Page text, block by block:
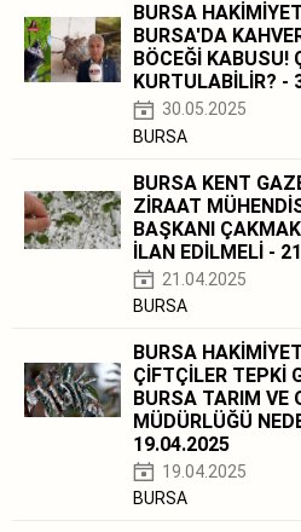
BURSA
BURSA'DA
BÖCEĞİ KABUSU!
KURTULABİLİR? -
30.05.2025
BURSA
BURSA KENT
ZİRAAT
BAŞKANI
İLAN EDİLMELİ -
21.04.2025
BURSA
BURSA
ÇİFTÇİLER TEPKİ
BURSA TARIM VE
MÜDÜRLÜĞÜ
19.04.2025
19.04.2025
BURSA